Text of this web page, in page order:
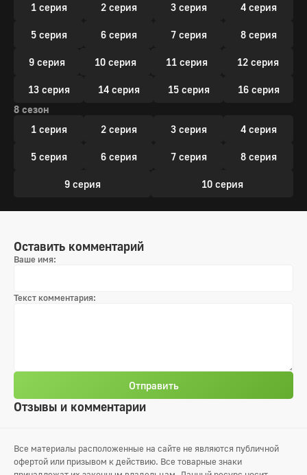
1 серия
2 серия 3 серия 4 серия
5 серия 6 серия 7 серия 8 серия
9 серия 10 серия 11 серия 12 серия
13 серия 14 серия 15 серия
16 серия
8 сезон
1 серия
2 серия 3 серия 4 серия
5 серия 6 серия 7 серия 8 серия
9 серия 10 серия
Отзывы и комментарии
Оставить комментарий
Ваше имя:
Текст комментария:
Отправить
Все материалы расположенные на сайте не являются публичной
офертой или призывом к действию. Все товарные знаки